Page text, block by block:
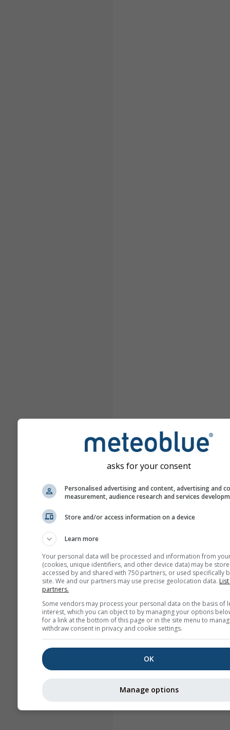
asks for your consent
Personalised advertising and content, advertising and
measurement, audience research and services
Store and/or access information on a device
Learn more
Your personal data will be processed and information from
(cookies, unique identifiers, and other device data) may be
accessed by and shared with 750 partners, or used specifically
site. We and our partners may use precise geolocation data.
partners.
Some vendors may process your personal data on the basis of
interest, which you can object to by managing your options
for a link at the bottom of this page or in the site menu to
withdraw consent in privacy and cookie settings.
OK
Manage options